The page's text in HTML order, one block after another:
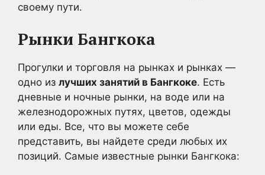
своему пути.
Рынки Бангкока
Прогулки и торговля на рынках и рынках —
одно из лучших занятий в Бангкоке. Есть
дневные и ночные рынки, на воде или на
железнодорожных путях, цветов, одежды
или еды. Все, что вы можете себе
представить, вы найдете среди любых их
позиций. Самые известные рынки Бангкока: